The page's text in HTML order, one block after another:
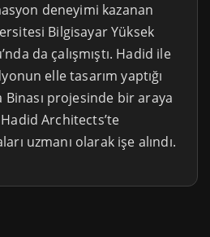
deneyimi kazanan
Bilgisayar Yüksek
da çalışmıştı. Hadid ile
elle tasarım yaptığı
projesinde bir araya
Architects’te
uzmanı olarak işe alındı.